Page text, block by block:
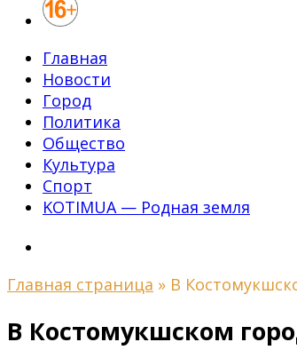
Главная
Новости
Город
Политика
Общество
Культура
Спорт
KOTIMUA — Родная земля
Главная страница » В
В Костомукшском